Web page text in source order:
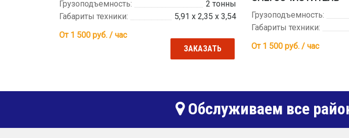
Грузоподъемность:
2 тонны
Габариты техники:
5,91 х 2,35 х 3,54
От 1 500 руб. / час
ЗАКАЗАТЬ
Грузоподъемность:
Габариты техники:
От 1 500руб. / час
Обслуживаем все